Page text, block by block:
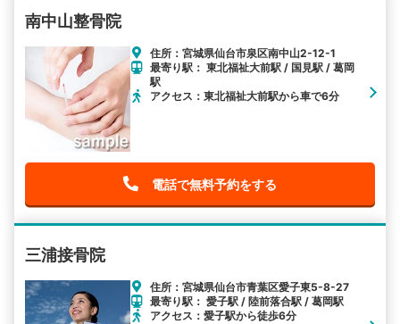
南中山整骨院
住所：宮城県仙台市泉区南中山2-12-1
最寄り駅： 東北福祉大前駅 / 国見駅 / 葛岡
駅
アクセス：東北福祉大前駅から車で6分
電話で無料予約をする
三浦接骨院
住所：宮城県仙台市青葉区愛子東5-8-27
最寄り駅： 愛子駅 / 陸前落合駅 / 葛岡駅
アクセス：愛子駅から徒歩6分